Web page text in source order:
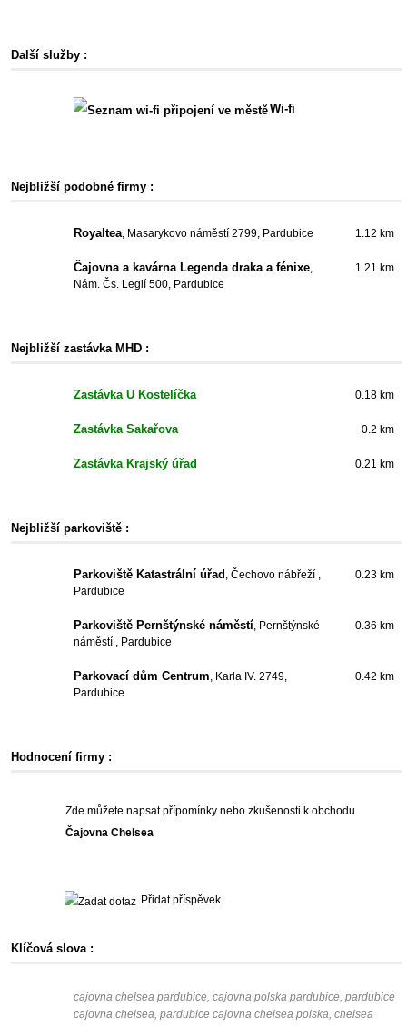
Další služby :
Wi-fi
Nejbližší podobné firmy :
Royaltea, Masarykovo náměstí 2799, Pardubice 1.12 km
Čajovna a kavárna Legenda draka a fénixe,
Nám. Čs. Legií 500, Pardubice
1.21 km
Nejbližší zastávka MHD :
Zastávka U Kostelíčka 0.18 km
Zastávka Sakařova 0.2 km
Zastávka Krajský úřad 0.21 km
Nejbližší parkoviště :
Parkoviště Katastrální úřad , Čechovo nábřeží ,
Pardubice
0.23 km
Parkoviště Pernštýnské náměstí, Pernštýnské
náměstí , Pardubice
0.36 km
Parkovací dům Centrum, Karla IV. 2749,
Pardubice
0.42 km
Hodnocení firmy :
Zde můžete napsat přípomínky nebo zkušenosti k obchodu
Čajovna Chelsea
Přidat příspěvek
Klíčová slova :
cajovna chelsea pardubice, cajovna polska pardubice, pardubice
cajovna chelsea, pardubice cajovna chelsea polska, chelsea